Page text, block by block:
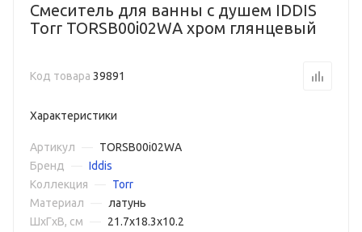
Смеситель для ванны с душем IDDIS
Torr TORSB00i02WA хром глянцевый
Код товара 39891
Характеристики
Артикул
TORSB00i02WA
Бренд
Iddis
Коллекция
Torr
Материал
латунь
ШxГxВ, см
21.7x18.3x10.2